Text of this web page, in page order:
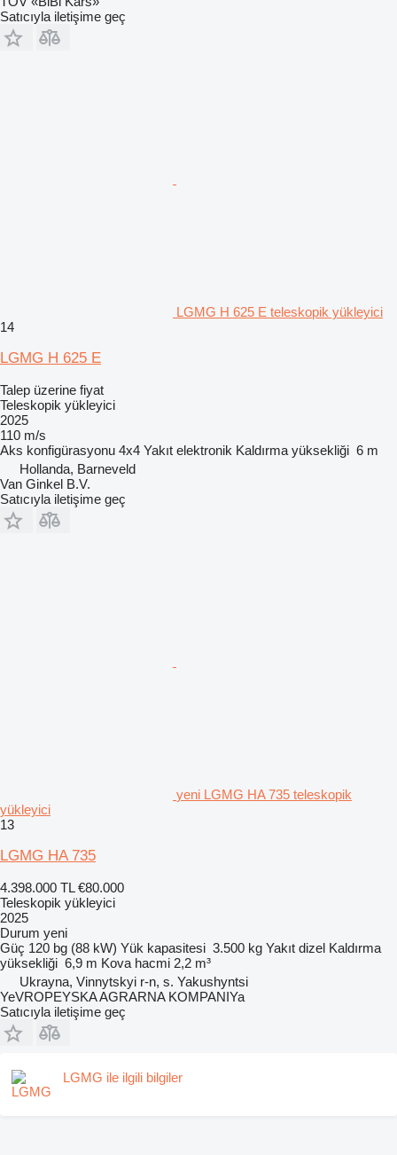
Satıcıyla iletişime geç
LGMG H 625 E teleskopik yükleyici
14
LGMG H 625 E
Talep üzerine fiyat
Teleskopik yükleyici
2025
110 m/s
Aks konfigürasyonu 4x4 Yakıt elektronik Kaldırma yüksekliği 6 m
Hollanda, Barneveld
Van Ginkel B.V.
Satıcıyla iletişime geç
yeni LGMG HA 735 teleskopik
yükleyici
13
LGMG HA 735
4.398.000 TL €80.000
Teleskopik yükleyici
2025
Durum yeni
Güç 120 bg (88 kW) Yük kapasitesi 3.500 kg Yakıt dizel Kaldırma
yüksekliği 6,9 m Kova hacmi 2,2 m³
Ukrayna, Vinnytskyi r-n, s. Yakushyntsi
YeVROPEYSKA AGRARNA KOMPANIYa
Satıcıyla iletişime geç
LGMG ile ilgili bilgiler